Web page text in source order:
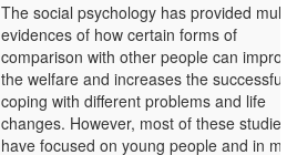
The social psychology has provided
evidences of how certain forms of
comparison with other people can
the welfare and increases the successful
coping with different problems and life
changes. However, most of these studies
have focused on young people and in